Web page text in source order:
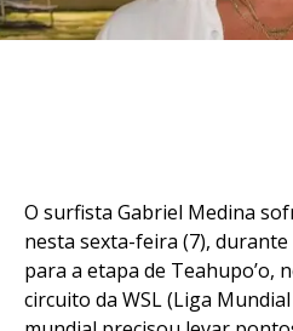
O surfista Gabriel Medina
nesta sexta-feira (7),
para a etapa de Teahupo’o,
circuito da WSL (Liga